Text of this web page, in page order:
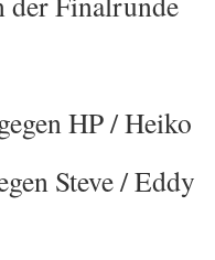
HP / Heiko
Steve / Eddy